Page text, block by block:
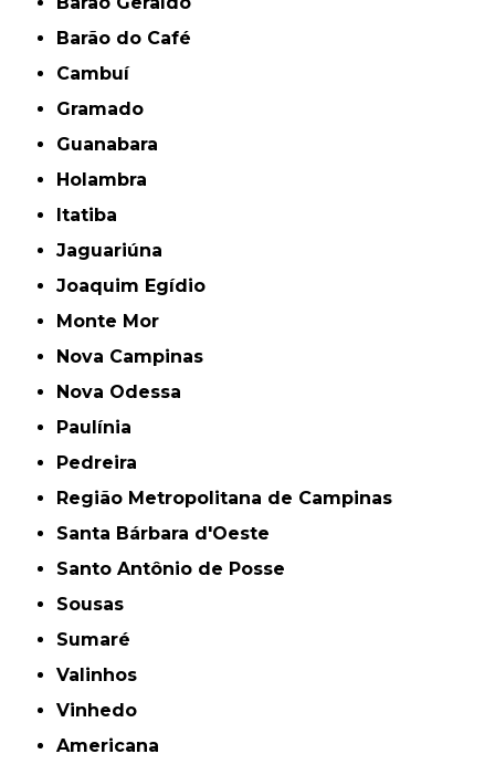
Barão do Café
Cambuí
Gramado
Guanabara
Holambra
Itatiba
Jaguariúna
Joaquim Egídio
Monte Mor
Nova Campinas
Nova Odessa
Paulínia
Pedreira
Região Metropolitana de Campinas
Santa Bárbara d'Oeste
Santo Antônio de Posse
Sousas
Sumaré
Valinhos
Vinhedo
americana